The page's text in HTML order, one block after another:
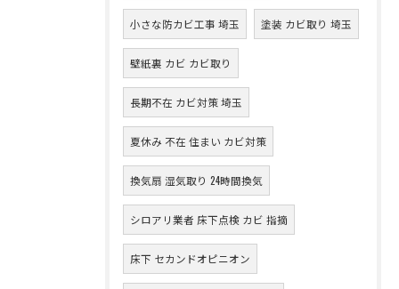
小さな防カビ工事 埼玉 塗装 カビ取り 埼玉
壁紙裏 カビ カビ取り
長期不在 カビ対策 埼玉
夏休み 不在 住まい カビ対策
換気扇 湿気取り 24時間換気
シロアリ業者 床下点検 カビ 指摘
床下 セカンドオピニオン